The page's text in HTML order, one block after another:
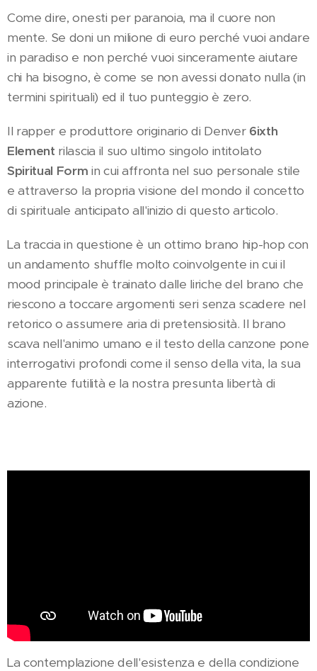
Come dire, onesti per paranoia, ma il cuore non
mente. Se doni un milione di euro perché vuoi andare
in paradiso e non perché vuoi sinceramente aiutare
chi ha bisogno, è come se non avessi donato nulla (in
termini spirituali) ed il tuo punteggio è zero.
Il rapper e produttore originario di Denver 6ixth
Element rilascia il suo ultimo singolo intitolato
Spiritual Form in cui affronta nel suo personale stile
e attraverso la propria visione del mondo il concetto
di spirituale anticipato all'inizio di questo articolo.
La traccia in questione è un ottimo brano hip-hop con
un andamento shuffle molto coinvolgente in cui il
mood principale è trainato dalle liriche del brano che
riescono a toccare argomenti seri senza scadere nel
retorico o assumere aria di pretensiosità. Il brano
scava nell'animo umano e il testo della canzone pone
interrogativi profondi come il senso della vita, la sua
apparente futilità e la nostra presunta libertà di
azione.
La contemplazione dell'esistenza e della condizione